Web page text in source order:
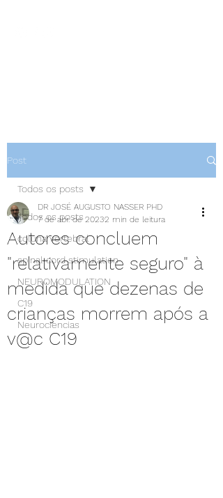
Post
Todos os posts
coluna vertebral
spinal cord stimulation
NEUROMODULATION
C19
Neurociencias
Todos os posts
Autores concluem
"relativamente seguro" à
medida que dezenas de
crianças morrem após a
v@c C19
DR JOSÉ AUGUSTO NASSER PHD
7 de abr. de 20232 min de leitura